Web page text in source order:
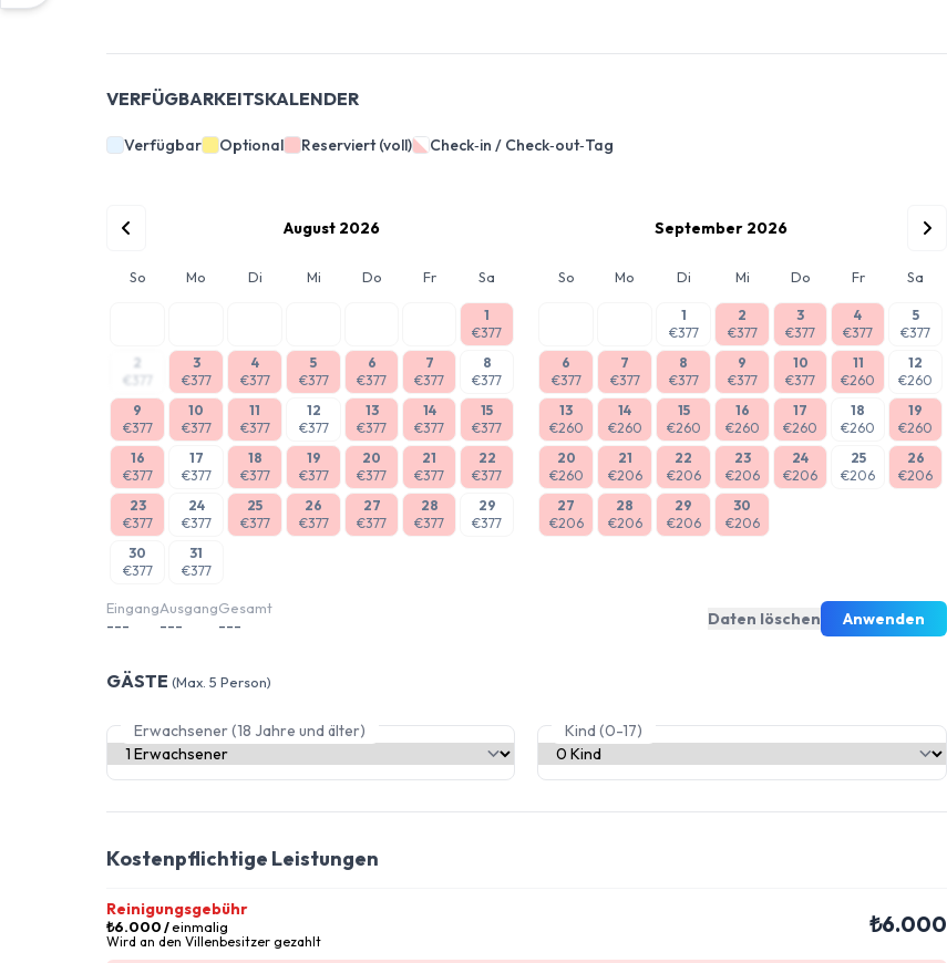
VERFÜGBARKEITSKALENDER
Verfügbar Optional Reserviert (voll) Check‑in / Check‑out‑Tag
August 2026
So Mo Di Mi Do Fr Sa
1
€377
2
€377
3
€377
4
€377
5
€377
6
€377
7
€377
8
€377
9
€377
10
€377
11
€377
12
€377
13
€377
14
€377
15
€377
16
€377
17
€377
18
€377
19
€377
20
€377
21
€377
22
€377
23
€377
24
€377
25
€377
26
€377
27
€377
28
€377
29
€377
30
€377
31
€377
September 2026
So Mo Di Mi Do Fr Sa
1
€377
2
€377
3
€377
4
€377
5
€377
6
€377
7
€377
8
€377
9
€377
10
€377
11
€260
12
€260
13
€260
14
€260
15
€260
16
€260
17
€260
18
€260
19
€260
20
€260
21
€206
22
€206
23
€206
24
€206
25
€206
26
€206
27
€206
28
€206
29
€206
30
€206
Eingang
---
Ausgang
---
Gesamt
--- Daten löschen Anwenden
GÄSTE (Max. 5 Person)
Erwachsener (18 Jahre und älter) Kind (0-17)
Kostenpflichtige Leistungen
Reinigungsgebühr
₺6.000/einmalig
Wird an den Villenbesitzer gezahlt
₺6.000